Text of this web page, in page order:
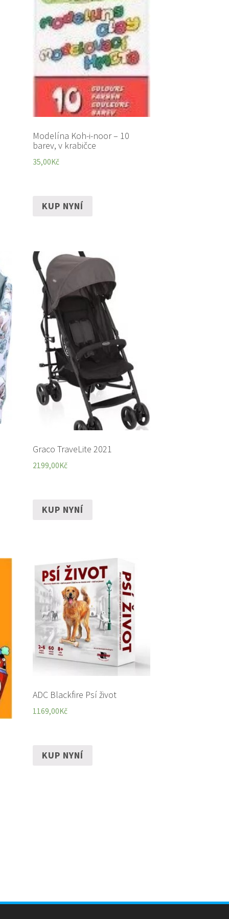
Modelína Koh-i-noor – 10
barev, v krabičce
35,00Kč
KUP NYNÍ
Graco TraveLite 2021
2199,00Kč
KUP NYNÍ
ADC Blackfire Psí život
1169,00Kč
KUP NYNÍ